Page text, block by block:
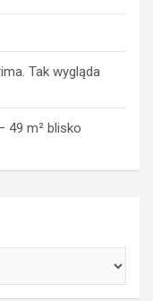
Tak wygląda
49 m² blisko